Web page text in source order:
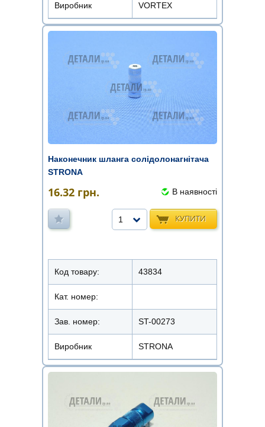
Виробник VORTEX
Наконечник шланга солідолонагнітача
STRONA
16.32 грн. В наявності
КУПИТИ
1
Код товару: 43834
Кат. номер:
Зав. номер: ST-00273
Виробник STRONA